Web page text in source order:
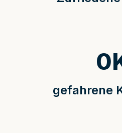
gefahrene
0